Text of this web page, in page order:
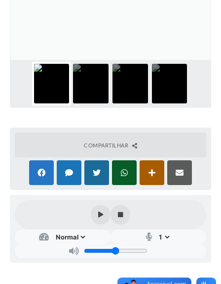
Galeria de Vídeos
Projetos
Editais
Transparência
COMPARTILHAR